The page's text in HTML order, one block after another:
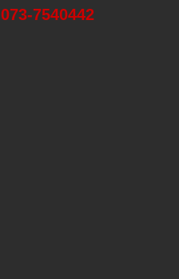
073-7540442